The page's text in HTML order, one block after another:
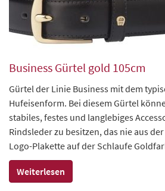
Business Gürtel gold 105cm
Gürtel der Linie Business mit dem
Hufeisenform. Bei diesem Gürtel
stabiles, festes und langlebiges
Rindsleder zu besitzen, das nie aus
Logo-Plakette auf der Schlaufe
Weiterlesen